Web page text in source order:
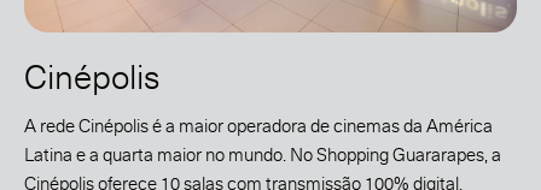
Cinépolis
A rede Cinépolis é a maior operadora de cinemas da América
Latina e a quarta maior no mundo. No Shopping Guararapes, a
Cinépolis oferece 10 salas com transmissão 100% digital.